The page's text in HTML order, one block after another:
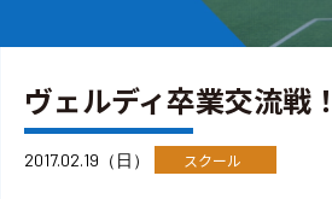
ヴェルディ卒業交流戦
2017.02.19（日） スクール